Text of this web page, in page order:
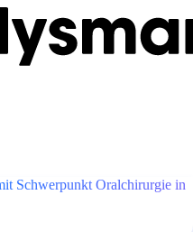
Schwerpunkt Oralchirurgie in